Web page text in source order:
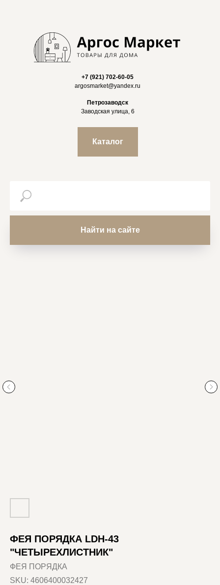
+7 (921) 702-60-05
argosmarket@yandex.ru
Петрозаводск
Заводская улица, 6
Каталог
Найти на сайте
ФЕЯ ПОРЯДКА LDH-43
"ЧЕТЫРЕХЛИСТНИК"
ФЕЯ ПОРЯДКА
SKU: 4606400032427